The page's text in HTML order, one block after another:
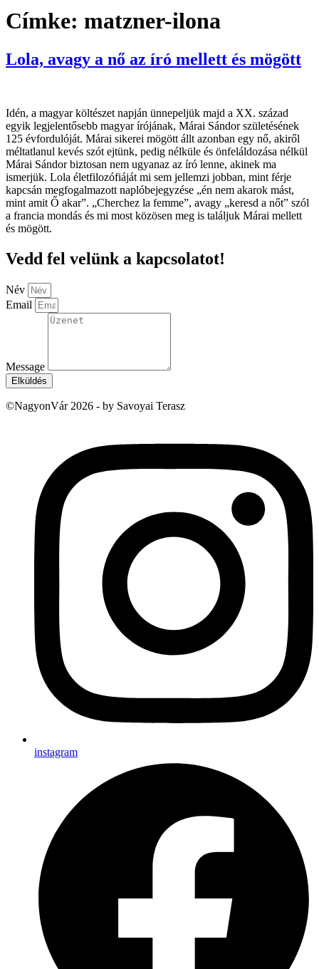
Címke: matzner-ilona
Lola, avagy a nő az író mellett és mögött
Idén, a magyar költészet napján ünnepeljük majd a XX. század
egyik legjelentősebb magyar írójának, Márai Sándor születésének
125 évfordulóját. Márai sikerei mögött állt azonban egy nő, akiről
méltatlanul kevés szót ejtünk, pedig nélküle és önfeláldozása nélkül
Márai Sándor biztosan nem ugyanaz az író lenne, akinek ma
ismerjük. Lola életfilozófiáját mi sem jellemzi jobban, mint férje
kapcsán megfogalmazott naplóbejegyzése „én nem akarok mást,
mint amit Ő akar”. „Cherchez la femme”, avagy „keresd a nőt” szól
a francia mondás és mi most közösen meg is találjuk Márai mellett
és mögött.
Vedd fel velünk a kapcsolatot!
Név
Email
Message
Elküldés
©NagyonVár 2026 - by Savoyai Terasz
instagram